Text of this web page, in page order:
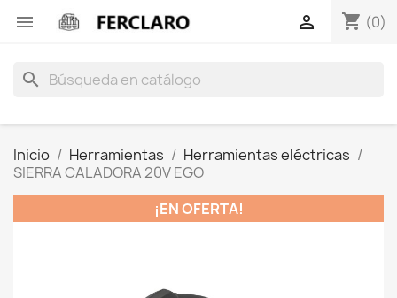
 shopping_cart (0)

search
Inicio Herramientas
Herramientas eléctricas
SIERRA CALADORA 20V EGO
¡EN OFERTA!